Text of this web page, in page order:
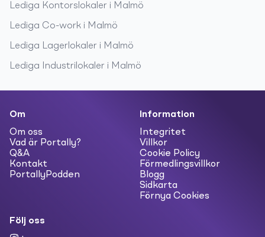
Lediga Kontorslokaler i Malmö
Lediga Co-work i Malmö
Lediga Lagerlokaler i Malmö
Lediga Industrilokaler i Malmö
Om
Om oss
Vad är Portally?
Q&A
Kontakt
PortallyPodden
Information
Integritet
Villkor
Cookie Policy
Förmedlingsvillkor
Blogg
Sidkarta
Förnya Cookies
Följ oss